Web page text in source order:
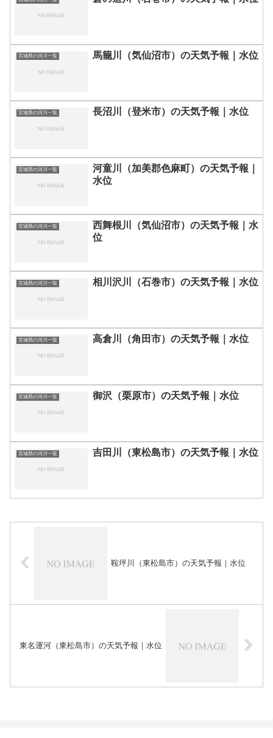
宮城県の河川一覧 馬籠川（気仙沼市）の天気予報｜水位
宮城県の河川一覧 長沼川（登米市）の天気予報｜水位
宮城県の河川一覧
河童川（加美郡色麻町）の天気予報｜
水位
宮城県の河川一覧
西舞根川（気仙沼市）の天気予報｜水
位
宮城県の河川一覧 相川沢川（石巻市）の天気予報｜水位
宮城県の河川一覧 高倉川（角田市）の天気予報｜水位
宮城県の河川一覧 御沢（栗原市）の天気予報｜水位
宮城県の河川一覧 吉田川（東松島市）の天気予報｜水位
鞍坪川（東松島市）の天気予報｜水位
東名運河（東松島市）の天気予報｜水位